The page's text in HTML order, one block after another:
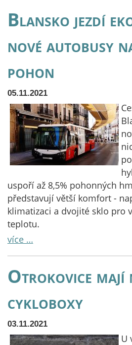
Blansko jezdí
nové autobusy
pohon
05.11.2021
uspoří až 8,5% pohonných
představují větší komfort -
klimatizaci a dvojité sklo pro
teplotu.
více …
Otrokovice mají
cykloboxy
03.11.2021
U